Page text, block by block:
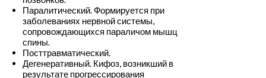
Паралитический. Формируется при
заболеваниях нервной системы,
сопровождающихся параличом мышц
спины.
Посттравматический.
Дегенеративный. Кифоз, возникший в
результате прогрессирования